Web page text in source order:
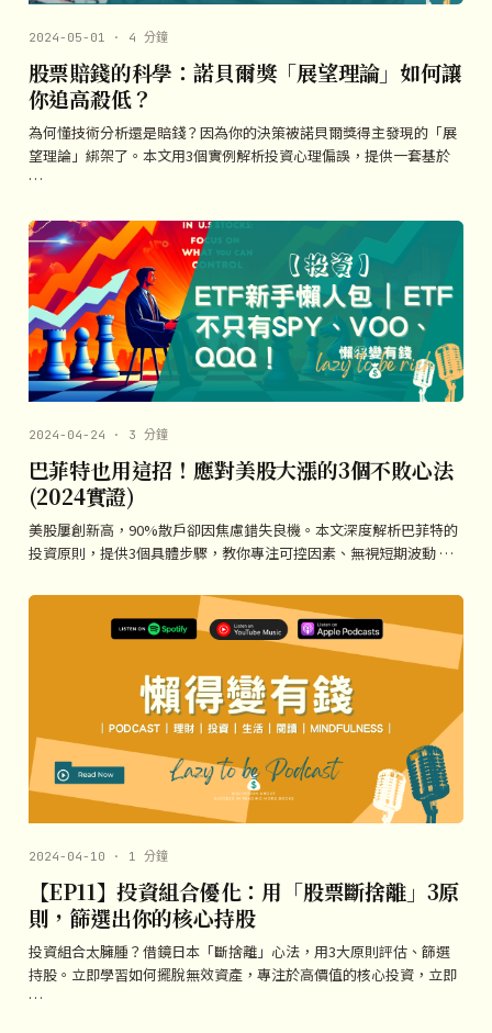
2024-05-01 · 4 分鐘
股票賠錢的科學：諾貝爾獎「展望理論」如何讓
你追高殺低？
為何懂技術分析還是賠錢？因為你的決策被諾貝爾獎得主發現的「展
望理論」綁架了。本文用3個實例解析投資心理偏誤，提供一套基於
…
2024-04-24 · 3 分鐘
巴菲特也用這招！應對美股大漲的3個不敗心法
(2024實證)
美股屢創新高，90%散戶卻因焦慮錯失良機。本文深度解析巴菲特的
投資原則，提供3個具體步驟，教你專注可控因素、無視短期波動 …
2024-04-10 · 1 分鐘
【EP11】投資組合優化：用「股票斷捨離」3原
則，篩選出你的核心持股
投資組合太臃腫？借鏡日本「斷捨離」心法，用3大原則評估、篩選
持股。立即學習如何擺脫無效資產，專注於高價值的核心投資，立即
…